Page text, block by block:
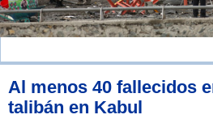
Al menos 40 fallecidos
talibán en Kabul